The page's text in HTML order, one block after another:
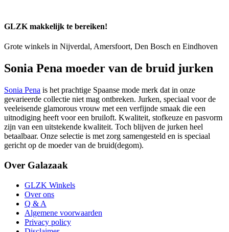
GLZK makkelijk te bereiken!
Grote winkels in Nijverdal, Amersfoort, Den Bosch en Eindhoven
Sonia Pena moeder van de bruid jurken
Sonia Pena is het prachtige Spaanse mode merk dat in onze
gevarieerde collectie niet mag ontbreken. Jurken, speciaal voor de
veeleisende glamorous vrouw met een verfijnde smaak die een
uitnodiging heeft voor een bruiloft. Kwaliteit, stofkeuze en pasvorm
zijn van een uitstekende kwaliteit. Toch blijven de jurken heel
betaalbaar. Onze selectie is met zorg samengesteld en is speciaal
gericht op de moeder van de bruid(degom).
Over Galazaak
GLZK Winkels
Over ons
Q & A
Algemene voorwaarden
Privacy policy